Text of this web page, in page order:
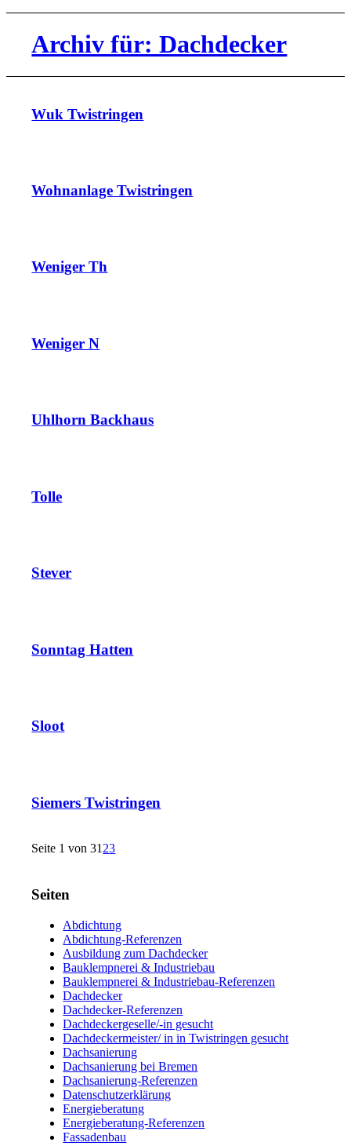
Archiv für: Dachdecker
Wuk Twistringen
Wohnanlage Twistringen
Weniger Th
Weniger N
Uhlhorn Backhaus
Tolle
Stever
Sonntag Hatten
Sloot
Siemers Twistringen
Seite 1 von 31 23
Seiten
Abdichtung
Abdichtung-Referenzen
Ausbildung zum Dachdecker
Bauklempnerei & Industriebau
Bauklempnerei & Industriebau-Referenzen
Dachdecker
Dachdecker-Referenzen
Dachdeckergeselle/-in gesucht
Dachdeckermeister/ in in Twistringen gesucht
Dachsanierung
Dachsanierung bei Bremen
Dachsanierung-Referenzen
Datenschutzerklärung
Energieberatung
Energieberatung-Referenzen
Fassadenbau